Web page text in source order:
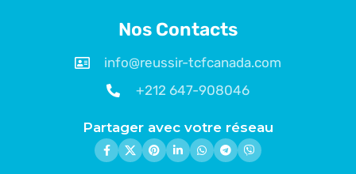
Nos Contacts
info@reussir-tcfcanada.com
+212 647-908046
Partager avec votre réseau